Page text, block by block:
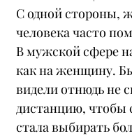
С одной стороны,
человека часто
В мужской сфере
как на женщину.
видели отнюдь не
дистанцию, чтобы
стала выбирать